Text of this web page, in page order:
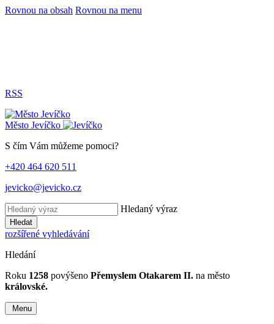
Rovnou na obsah Rovnou na menu
RSS
Město Jevíčko
S čím Vám můžeme pomoci?
+420 464 620 511
jevicko@jevicko.cz
Hledaný výraz
Hledat
rozšířené vyhledávání
Hledání
Roku 1258 povýšeno Přemyslem Otakarem II. na město
královské.
Menu